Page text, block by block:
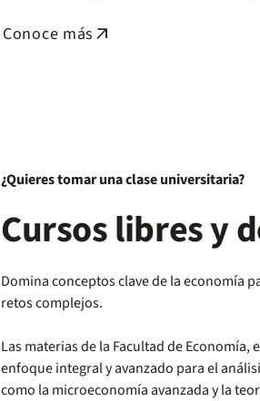
Conoce más arrow_outward
¿Quieres tomar una clase universitaria?
Cursos libres y
Domina conceptos clave de la economía
retos complejos.
Las materias de la Facultad de
enfoque integral y avanzado para el
como la microeconomía avanzada y la